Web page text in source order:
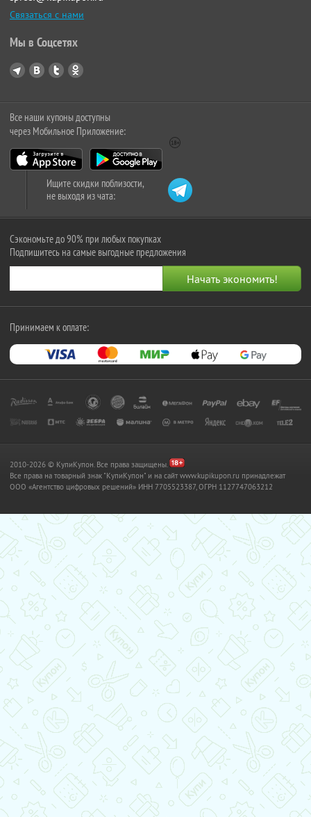
Связаться с нами
Мы в Соцсетях
Все наши купоны доступны
через Мобильное Приложение:
Ищите скидки поблизости,
не выходя из чата:
Сэкономьте до 90% при любых покупках
Подпишитесь на самые выгодные предложения
Принимаем к оплате:
2010-2026 © КупиКупон. Все права защищены.
Все права на товарный знак "КупиКупон" и на сайт www.kupikupon.ru принадлежат
OOO «Агентство цифровых решений» ИНН 7705523387, ОГРН 1127747063212